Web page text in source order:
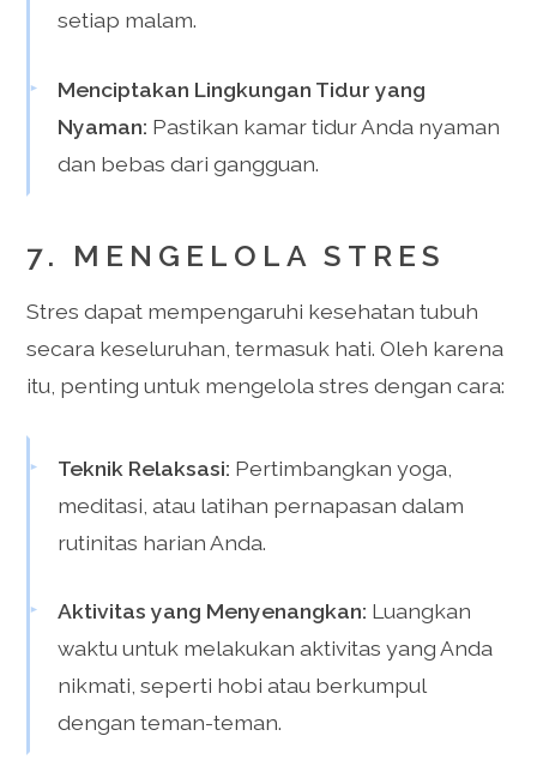
setiap malam.
Menciptakan Lingkungan Tidur yang
Nyaman: Pastikan kamar tidur Anda nyaman
dan bebas dari gangguan.
7. MENGELOLA STRES
Stres dapat mempengaruhi kesehatan tubuh
secara keseluruhan, termasuk hati. Oleh karena
itu, penting untuk mengelola stres dengan cara:
Teknik Relaksasi: Pertimbangkan yoga,
meditasi, atau latihan pernapasan dalam
rutinitas harian Anda.
Aktivitas yang Menyenangkan: Luangkan
waktu untuk melakukan aktivitas yang Anda
nikmati, seperti hobi atau berkumpul
dengan teman-teman.